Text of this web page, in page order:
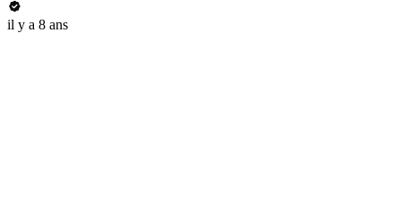
il y a 8 ans